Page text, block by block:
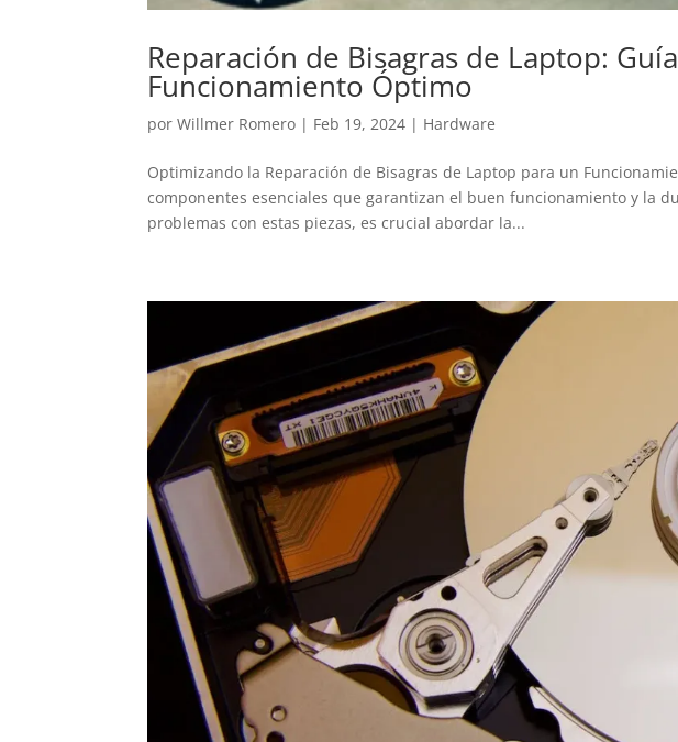
Reparación de Bisagras de Laptop:
Funcionamiento Óptimo
porWillmer Romero | Feb 19, 2024 | Hardware
Optimizando la Reparación de Bisagras de Laptop para un
componentes esenciales que garantizan el buen funcionamiento y la
problemas con estas piezas, es crucial abordar la...